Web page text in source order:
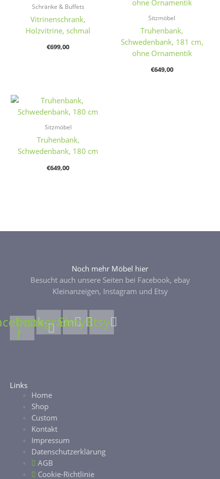
Schränke & Buffets
Vitrinenschrank,
Holzvitrine, schmal
€699,00
Sitzmöbel
Truhenbank,
Schwedenbank, 181 cm,
ohne Ornamentik
€649,00
Sitzmöbel
Truhenbank,
Schwedenbank, 180 cm
€649,00
Noch mehr Möbel hier
Besucht auch unsere Seiten bei Facebook, ebay
Kleinanzeigen, Instagram und Etsy
f
Instagram
EbayEtsy
Links
Home
Shop
Custom
Kontakt
Impressum
Datenschutzerklärung
AGB
Cookie-Richtlinie